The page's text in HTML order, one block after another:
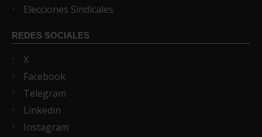
Elecciones Sindicales
REDES SOCIALES
X
Facebook
Telegram
Linkedin
Instagram